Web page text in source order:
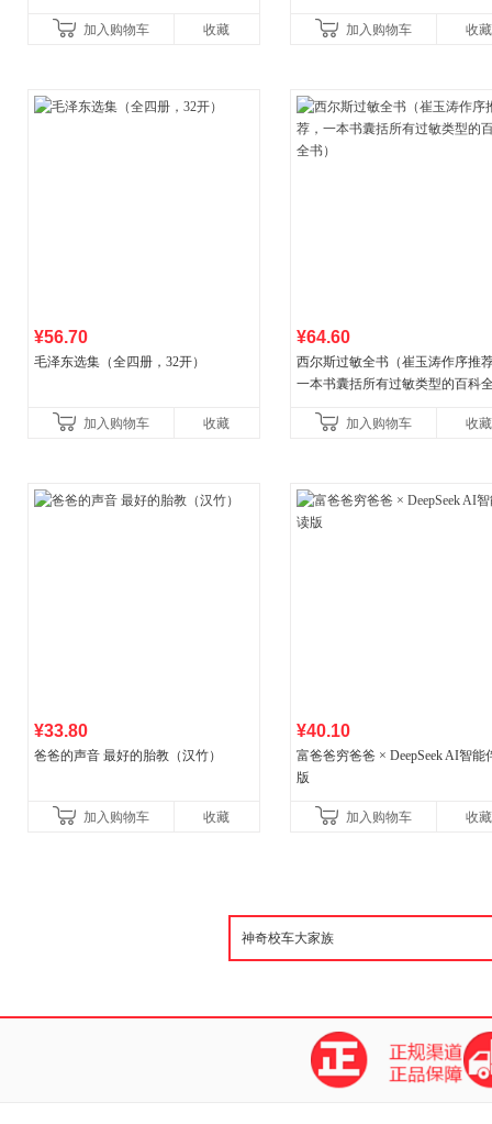
广东福建河北黑
加入购物车 收藏 加入购物车 收藏
¥56.70
毛泽东选集（全四册，32开）
加入购物车 收藏
¥64.60
西尔斯过敏全书（崔玉涛作序推
一本书囊括所有过敏类型的百科
加入购物车
收藏
¥33.80
爸爸的声音 最好的胎教（汉竹）
加入购物车 收藏
¥40.10
富爸爸穷爸爸 × DeepSeek AI智能
版
加入购物车 收藏